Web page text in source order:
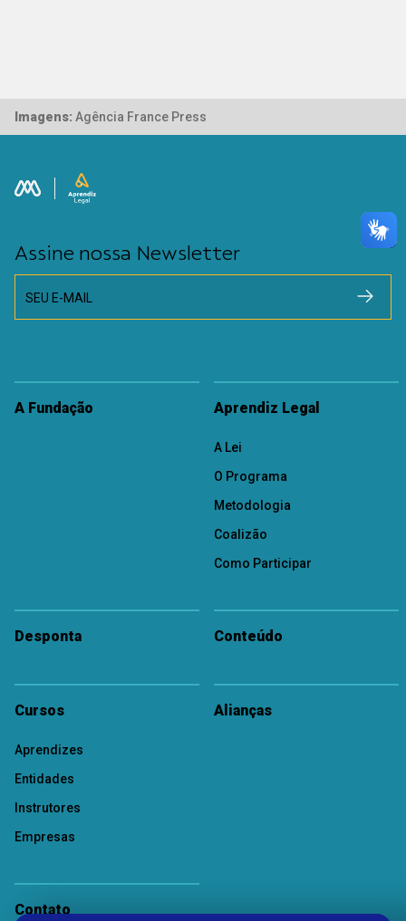
Imagens: Agência France Press
Assine nossa Newsletter
SEU E-MAIL
A Fundação Aprendiz Legal
A Lei
O Programa
Metodologia
Coalizão
Como Participar
Desponta Conteúdo
Cursos
Aprendizes
Entidades
Instrutores
Empresas
Alianças
Contato